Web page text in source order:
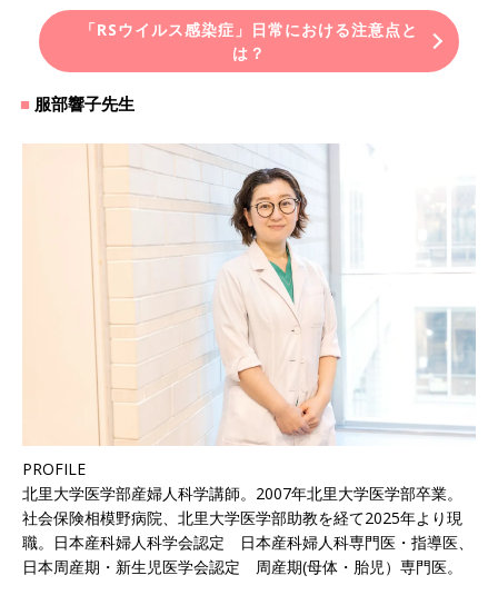
「RSウイルス感染症」日常における注意点と
は？
服部響子先生
PROFILE
北里大学医学部産婦人科学講師。2007年北里大学医学部卒業。
社会保険相模野病院、北里大学医学部助教を経て2025年より現
職。日本産科婦人科学会認定 日本産科婦人科専門医・指導医、
日本周産期・新生児医学会認定 周産期(母体・胎児）専門医。